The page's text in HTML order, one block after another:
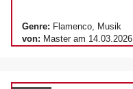
Genre: Flamenco, Musik
von: Master am 14.03.2026